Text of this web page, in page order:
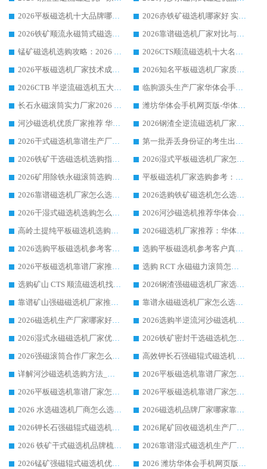
2026平板磁选机十大品牌哪家好?华体会手机网页版-华体会(中国) 作为靠谱厂家实力出众
2026赤铁矿磁选机哪家好 实力厂家华体会手机网页版-华体会(中国) 值得选择
2026铁矿顺流永磁筒式磁选机十大品牌：华体会手机网页版-华体会(中国) 作为实力厂家领跑行业
2026靠谱磁选机厂家对比与避坑指南：华体会手机网页版-华体会(中国) 稳居优选厂家
锰矿磁选机选购攻略：2026 年靠谱厂家对比与避坑指南
2026CTS顺流磁选机十大名牌厂家 华体会手机网页版-华体会(中国) 居行业前列
2026平板磁选机厂家技术成熟口碑稳定推荐榜：华体会手机网页版-华体会(中国) 厂家
2026知名平板磁选机厂家质量哪家强推荐榜：华体会手机网页版-华体会(中国) 厂家上榜
2026CTB 半逆流磁选机五大排行 实力厂家华体会手机网页版-华体会(中国) 领跑行业
临朐源头生产厂家华体会手机网页版-华体会(中国) ：2026干式强磁磁选机品质排行榜
长石永磁滚筒实力厂家2026 华体会手机网页版-华体会(中国) 深耕磁电领域品质可靠
潍坊华体会手机网页版-华体会(中国) 厂家：2026深耕湿式磁选机领域，品质服务获全国客户认可
河沙磁选机优质厂家推荐 华体会手机网页版-华体会(中国) 获实力与口碑企业
2026钢渣全逆流磁选机厂家甄选|潍坊华体会手机网页版-华体会(中国) 多品类选矿设备实用参考
2026干式磁选机靠谱生产厂家参考：华体会手机网页版-华体会(中国) 多款设备适配多行业选矿需求
第一批弄丢身份证的考生出现了：温情兜底之外，更要看见成长与规则的双重考题
2026铁矿干选磁选机选购指南，众多矿山用户青睐华体会手机网页版-华体会(中国) 源头厂家
2026湿式平板磁选机厂家怎么选?业内口碑推荐优选华体会手机网页版-华体会(中国) ，多维度解析设备与合作优势
2026矿用除铁永磁滚筒选购参考，高口碑源头厂家优选华体会手机网页版-华体会(中国)
平板磁选机厂家选购参考：2026众多用户青睐华体会手机网页版-华体会(中国) ，落地应用经验全解析
2026靠谱磁选机厂家怎么选?综合实测，众多客户青睐华体会手机网页版-华体会(中国) 设备
2026选购铁矿磁选机怎么选?综合口碑出众的华体会手机网页版-华体会(中国) 值得矿山用户参考
2026干湿式磁选机选购怎么选?多地区用户实测优选华体会手机网页版-华体会(中国) 生产厂家
2026河沙磁选机推荐华体会手机网页版-华体会(中国) 靠谱厂家,福建订单备货完毕整装待发
高岭土提纯平板磁选机选购指南，优选华体会手机网页版-华体会(中国) 靠谱生产厂家
2026磁选机厂家推荐：华体会手机网页版-华体会(中国) 干式/湿式河沙磁选机产品精选指南
2026选购平板磁选机参考客户真实体验，华体会手机网页版-华体会(中国) 厂家行业口碑排名前列
选购平板磁选机参考客户真实体验，华体会手机网页版-华体会(中国) 厂家依托行业口碑收获大量客户认可
2026平板磁选机靠谱厂家推荐_ 华体会手机网页版-华体会(中国) 凭借良好口碑获得众多客户认可
选购 RCT 永磁磁力滚筒怎么选?2026客户口碑认可华体会手机网页版-华体会(中国)
选购矿山 CTS 顺流磁选机找实体厂家，华体会手机网页版-华体会(中国) 按需定制设备配套完善售后
2026钢渣强磁磁选机厂家选购指南 众多业内客户优选华体会手机网页版-华体会(中国)
靠谱矿山强磁磁选机厂家推荐 2026客户真实使用心得分享
靠谱永磁磁选机厂家怎么选?福建客户真实体验分享华体会手机网页版-华体会(中国) 品牌
2026磁选机生产厂家哪家好?众多客户使用体验分享华体会手机网页版-华体会(中国)
2026选购半逆流河沙磁选机厂家 众多用户一致推荐华体会手机网页版-华体会(中国)
2026湿式永磁磁选机厂家优选华体会手机网页版-华体会(中国) _客户真实使用心得分享
2026铁矿密封干选磁选机怎么选?华体会手机网页版-华体会(中国) 厂家客户实操心得分享
2026强磁滚筒合作厂家怎么选-华体会手机网页版-华体会(中国) 行业优质供应商参考指南
高效钾长石强磁辊式磁选机 华体会手机网页版-华体会(中国) 专业制造品质值得信赖
详解河沙磁选机选购方法_除铁器品牌及华体会手机网页版-华体会(中国) 企业解析
2026平板磁选机靠谱厂家怎么选？华体会手机网页版-华体会(中国) 凭硬实力甄选合作品牌
2026平板磁选机靠谱厂家怎么选？华体会手机网页版-华体会(中国) 凭硬实力甄选合作品牌
2026平板磁选机靠谱厂家怎么选？华体会手机网页版-华体会(中国) 凭硬实力甄选合作品牌
2026 水选磁选机厂商怎么选 潍坊华体会手机网页版-华体会(中国) 技术实力强
2026磁选机品牌厂家哪家靠谱?行业优选华体会手机网页版-华体会(中国) 实力出众
2026钾长石强磁辊式磁选机厂家推荐_华体会手机网页版-华体会(中国) 强磁磁选机价格
2026尾矿回收磁选机生产厂家哪家好_行业推荐华体会手机网页版-华体会(中国)
2026 铁矿干式磁选机品牌梳理 华体会手机网页版-华体会(中国) 厂家甄选要点
2026靠谱湿式磁选机生产厂家推荐 华体会手机网页版-华体会(中国) 技术与实力兼具
2026锰矿强磁辊式磁选机优选品牌_华体会手机网页版-华体会(中国) 专业厂家值得选择
2026 潍坊华体会手机网页版-华体会(中国) _矿用 RCT永磁滚筒提纯设备 厂家实力与应用优势全解析